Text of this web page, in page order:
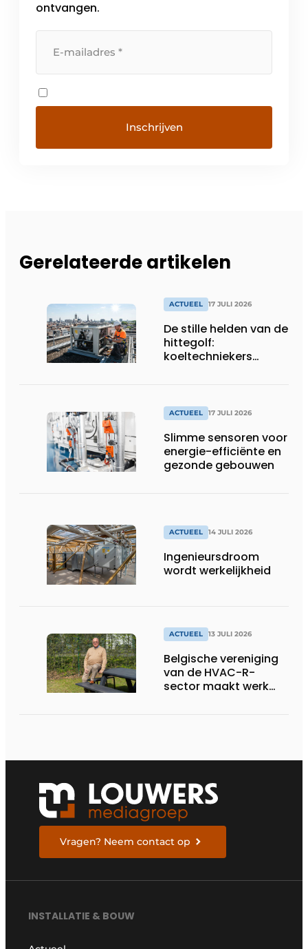
ontvangen.
Gerelateerde artikelen
ACTUEEL 17 JULI 2026
De stille helden van de
hittegolf:
koeltechniekers
productiebedrijven
draaiende
ACTUEEL 17 JULI 2026
Slimme sensoren voor
energie-efficiënte en
gezonde gebouwen
ACTUEEL 14 JULI 2026
Ingenieursdroom
wordt werkelijkheid
ACTUEEL 13 JULI 2026
Belgische vereniging
van de HVAC-R-
sector maakt werk
Vragen? Neem contact op
INSTALLATIE & BOUW